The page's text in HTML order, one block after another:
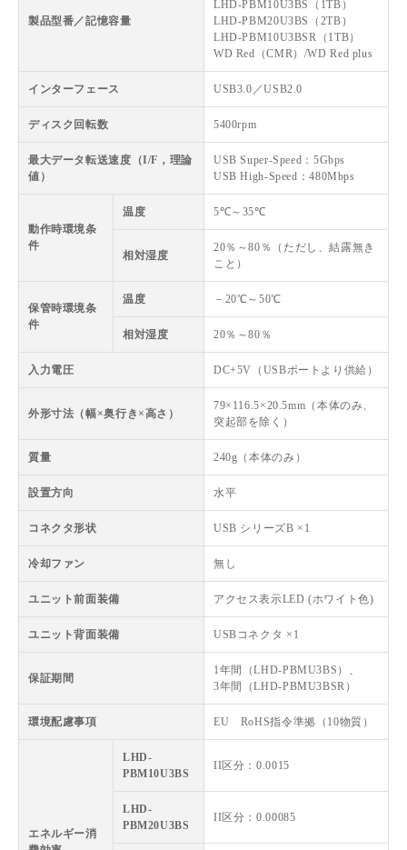
製品型番／記憶容量
LHD-PBM10U3BS（1TB）
LHD-PBM20U3BS（2TB）
LHD-PBM10U3BSR（1TB）
WD Red（CMR）/WD Red plus
インターフェース USB3.0／USB2.0
ディスク回転数 5400rpm
最大データ転送速度（I/F，理論
値）
USB Super-Speed：5Gbps
USB High-Speed：480Mbps
動作時環境条
件
温度 5℃～35℃
相対湿度
20％～80％（ただし、結露無き
こと）
保管時環境条
件
温度 －20℃～50℃
相対湿度 20％～80％
入力電圧 DC+5V（USBポートより供給）
外形寸法（幅×奥行き×高さ）
79×116.5×20.5mm（本体のみ、
突起部を除く）
質量 240g（本体のみ）
設置方向 水平
コネクタ形状 USB シリーズB ×1
冷却ファン 無し
ユニット前面装備 アクセス表示LED (ホワイト色)
ユニット背面装備 USBコネクタ ×1
保証期間
1年間（LHD-PBMU3BS）、
3年間（LHD-PBMU3BSR）
環境配慮事項 EU RoHS指令準拠（10物質）
エネルギー消
LHD-
PBM10U3BS
II区分：0.0015
LHD-
PBM20U3BS
II区分：0.00085